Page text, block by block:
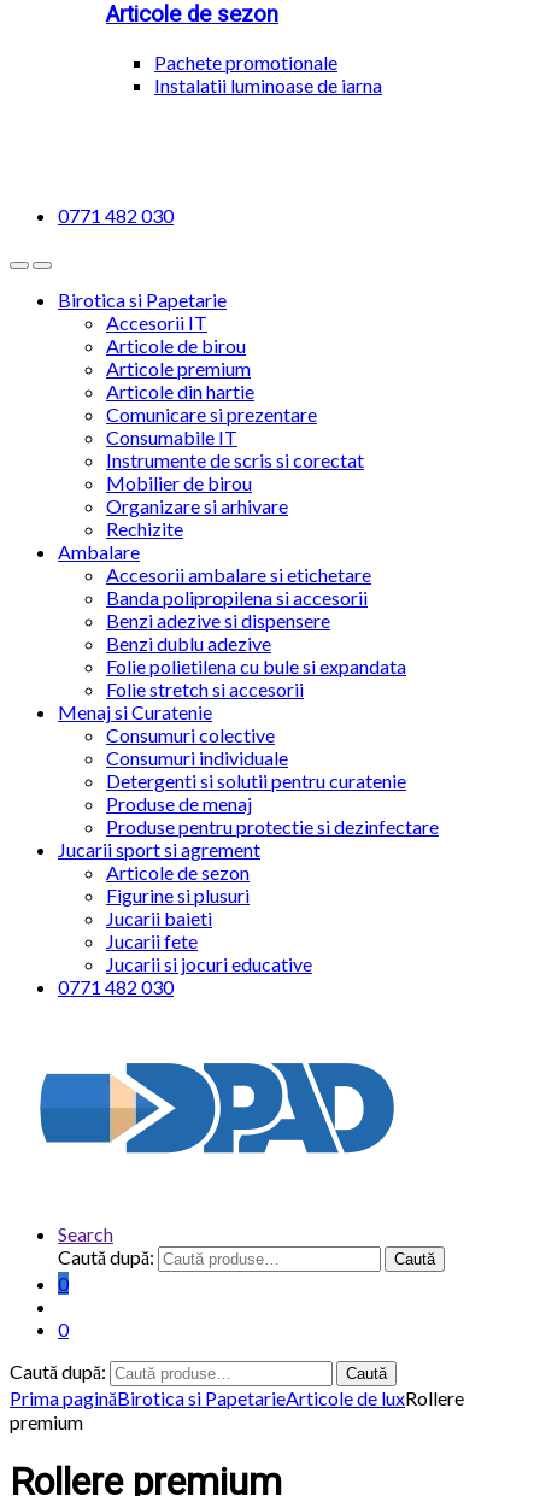
Articole de sezon
Pachete promotionale
Instalatii luminoase de iarna
0771 482 030
Birotica si Papetarie
Accesorii IT
Articole de birou
Articole premium
Articole din hartie
Comunicare si prezentare
Consumabile IT
Instrumente de scris si corectat
Mobilier de birou
Organizare si arhivare
Rechizite
Ambalare
Accesorii ambalare si etichetare
Banda polipropilena si accesorii
Benzi adezive si dispensere
Benzi dublu adezive
Folie polietilena cu bule si expandata
Folie stretch si accesorii
Menaj si Curatenie
Consumuri colective
Consumuri individuale
Detergenti si solutii pentru curatenie
Produse de menaj
Produse pentru protectie si dezinfectare
Jucarii sport si agrement
Articole de sezon
Figurine si plusuri
Jucarii baieti
Jucarii fete
Jucarii si jocuri educative
0771 482 030
Search
Caută după:
Caută
0
0
Caută după:
Caută
Prima paginăBirotica si PapetarieArticole de luxRollere
premium
Rollere premium